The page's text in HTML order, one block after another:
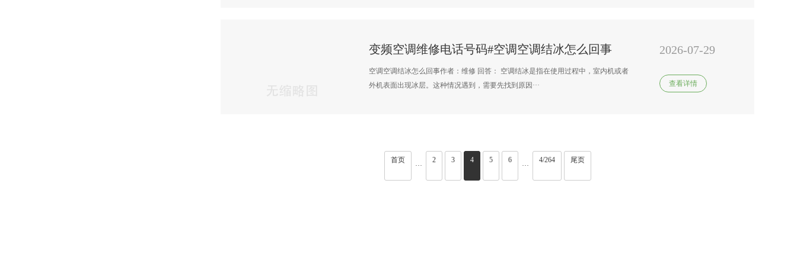
变频空调维修电话号码#空调空调结冰怎么回事
空调空调结冰怎么回事作者：维修 回答： 空调结冰是指在使用过程中，室内机或者
外机表面出现冰层。这种情况遇到，需要先找到原因···
2026-07-29
查看详情
首页
···
2 3 4 5 6
···
4/264 尾页